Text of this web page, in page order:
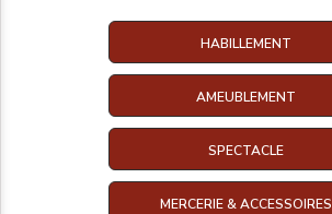
HABILLEMENT
AMEUBLEMENT
SPECTACLE
MERCERIE & ACCESSOIRES